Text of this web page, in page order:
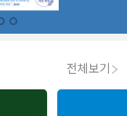
전체보기